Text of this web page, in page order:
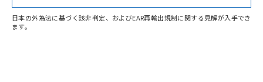
日本の外為法に基づく該非判定、およびEAR再輸出規制に関する見解が入手でき
ます。